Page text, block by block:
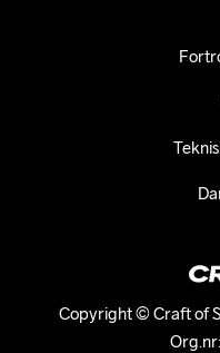
Copyright © Craft of